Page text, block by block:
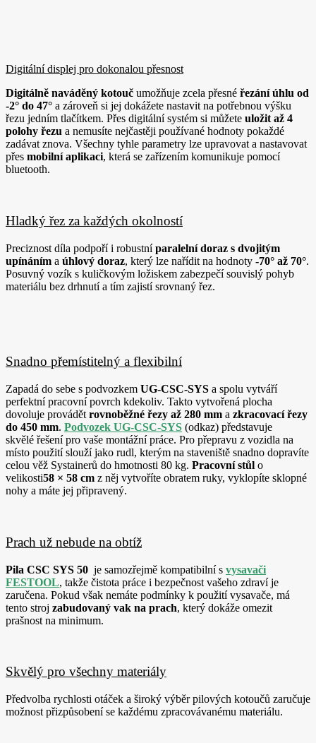
Digitální displej pro dokonalou přesnost
Digitálně naváděný kotouč umožňuje zcela přesné řezání úhlu od
-2° do 47° a zároveň si jej dokážete nastavit na potřebnou výšku
řezu jedním tlačítkem. Přes digitální systém si můžete uložit až 4
polohy řezu a nemusíte nejčastěji používané hodnoty pokaždé
zadávat znova. Všechny tyhle parametry lze upravovat a nastavovat
přes mobilní aplikaci, která se zařízením komunikuje pomocí
bluetooth.
Hladký řez za každých okolností
Preciznost díla podpoří i robustníparalelní doraz s dvojitým
upínáním a úhlový doraz, který lze nařídit na hodnoty -70° až 70°.
Posuvný vozík s kuličkovým ložiskem zabezpečí souvislý pohyb
materiálu bez drhnutí a tím zajistí srovnaný řez.
Snadno přemístitelný a flexibilní
Zapadá do sebe s podvozkem UG-CSC-SYS a spolu vytváří
perfektní pracovní povrch kdekoliv. Takto vytvořená plocha
dovoluje provádět rovnoběžné řezy až 280 mm a zkracovací řezy
do 450 mm. Podvozek UG-CSC-SYS (odkaz) představuje
skvělé řešení pro vaše montážní práce. Pro přepravu z vozidla na
místo použití slouží jako rudl, kterým na staveniště snadno dopravíte
celou věž Systainerů do hmotnosti 80 kg. Pracovní stůl o
velikosti58 × 58 cm z něj vytvoříte obratem ruky, vyklopíte sklopné
nohy a máte jej připravený.
Prach už nebude na obtíž
Pila CSC SYS 50 je samozřejmě kompatibilní s vysavači
FESTOOL, takže čistota práce i bezpečnost vašeho zdraví je
zaručena. Pokud však nemáte podmínky k použití vysavače, má
tento stroj zabudovaný vak na prach, který dokáže omezit
prašnost na minimum.
Skvělý pro všechny materiály
Předvolba rychlosti otáček a široký výběr pilových kotoučů zaručuje
možnost přizpůsobení se každému zpracovávanému materiálu.